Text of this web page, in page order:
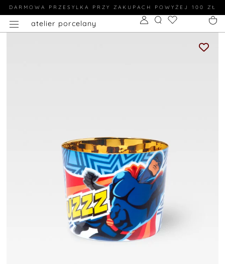
DARMOWA PRZESYLKA PRZY ZAKUPACH POWYŻEJ 100 ZŁ
atelier porcelany